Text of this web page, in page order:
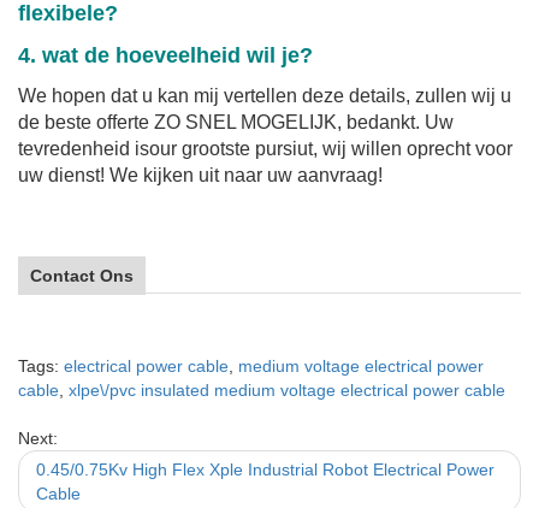
flexibele?
4. wat de hoeveelheid wil je?
We hopen dat u kan mij vertellen deze details, zullen wij u
de beste offerte ZO SNEL MOGELIJK, bedankt. Uw
tevredenheid isour grootste pursiut, wij willen oprecht voor
uw dienst! We kijken uit naar uw aanvraag!
Contact Ons
Tags: electrical power cable medium voltage electrical power
cable xlpe\/pvc insulated medium voltage electrical power cable
Next:
0.45/0.75Kv High Flex Xple Industrial Robot Electrical Power
Cable